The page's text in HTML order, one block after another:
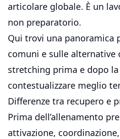
articolare globale. È un
non preparatorio.
Qui trovi una panoramica
comuni e sulle alternative
stretching prima e dopo la
contestualizzare meglio
Differenze tra recupero e
Prima dell’allenamento
attivazione,